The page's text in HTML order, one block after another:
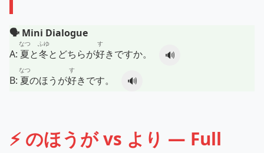
🗣️ Mini Dialogue
A: 夏
なつ
と冬
ふゆ
とどちらが好
す
きですか。
🔊
B: 夏
なつ
のほうが好
す
きです。 🔊
⚡ のほうが vs より — Full